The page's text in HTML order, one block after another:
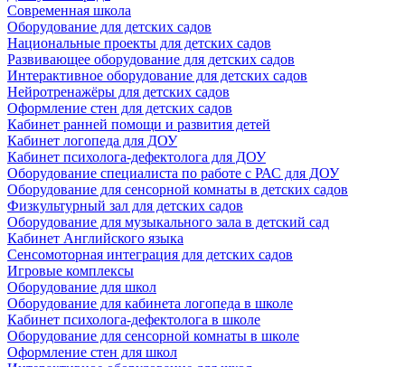
Современная школа
Оборудование для детских садов
Национальные проекты для детских садов
Развивающее оборудование для детских садов
Интерактивное оборудование для детских садов
Нейротренажёры для детских садов
Оформление стен для детских садов
Кабинет ранней помощи и развития детей
Кабинет логопеда для ДОУ
Кабинет психолога-дефектолога для ДОУ
Оборудование специалиста по работе с РАС для ДОУ
Оборудование для сенсорной комнаты в детских садов
Физкультурный зал для детских садов
Оборудование для музыкального зала в детский сад
Кабинет Английского языка
Сенсомоторная интеграция для детских садов
Игровые комплексы
Оборудование для школ
Оборудование для кабинета логопеда в школе
Кабинет психолога-дефектолога в школе
Оборудование для сенсорной комнаты в школе
Оформление стен для школ